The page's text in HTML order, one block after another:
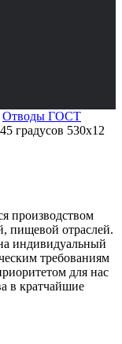
Отводы ГОСТ
градусов 530х12
производством
пищевой отраслей.
индивидуальный
требованиям
для нас
в кратчайшие